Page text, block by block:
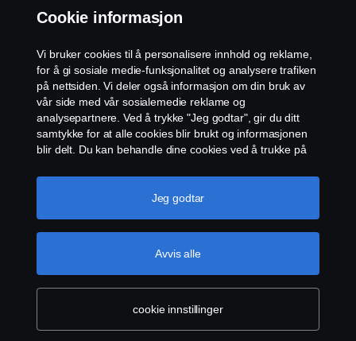
Etiske retningslinjer for leverandører
Cookie-innstillinger
143 Skøyen, 0277 Oslo Telefon: 22 06 45 00 epost:
sno.info@scania.com. Fakturaadresse:
invoice.no@scania.com
Cookie informasjon
Vi bruker cookies til å personalisere innhold og reklame,
for å gi sosiale medie-funksjonalitet og analysere trafiken
på nettsiden. Vi deler også informasjon om din bruk av
vår side med vår sosialemedie reklame og
analysepartnere. Ved å trykke "Jeg godtar", gir du ditt
samtykke for at alle cookies blir brukt og informasjonen
blir delt. Du kan behandle dine cookies ved å trukke på
en mer detaljert forklaring hvordan vi bruker cookies,
vennligst besøk vår cookies-erklæring, som du finner ved
cookie innstillinger
Avvis alle
Jeg godtar